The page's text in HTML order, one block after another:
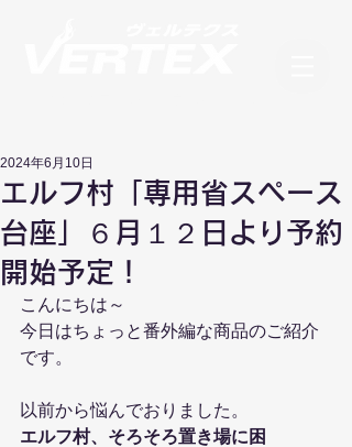
エルフ村「専用省スペース
台座」６月１２日より予約
開始予定！
2024年6月10日
こんにちは～
今日はちょっと番外編な商品のご紹介
です。
以前から悩んでおりました。
エルフ村、そろそろ置き場に困